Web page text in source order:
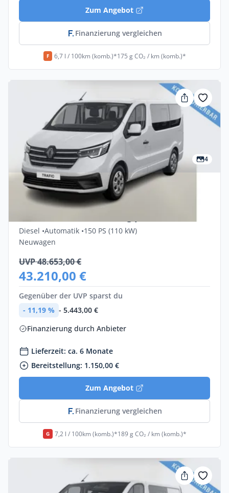
Zum Angebot
Finanzierung vergleichen
F 6,7 l / 100km (komb.)*175 g CO₂ / km (komb.)*
4
Privat & Gewerbe
Renault Trafic Evolution Blue dCi 150
Diesel •Automatik •150 PS (110 kW)
Neuwagen
UVP 48.653,00 €
43.210,00 €
Gegenüber der UVP sparst du
- 11,19 % - 5.443,00 €
Finanzierung durch Anbieter
Lieferzeit: ca. 6 Monate
Bereitstellung: 1.150,00 €
Zum Angebot
Finanzierung vergleichen
G 7,2 l / 100km (komb.)*189 g CO₂ / km (komb.)*